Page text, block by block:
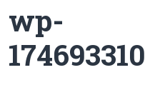
wp-